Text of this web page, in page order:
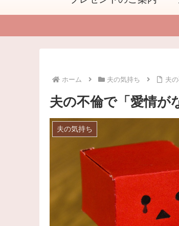
ホーム 夫の気持ち 夫
夫の不倫で「愛情が
夫の気持ち